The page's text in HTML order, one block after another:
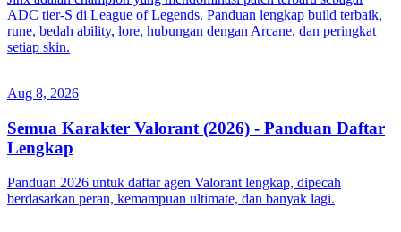
ADC tier-S di League of Legends. Panduan lengkap build terbaik,
rune, bedah ability, lore, hubungan dengan Arcane, dan peringkat
setiap skin.
Aug 8, 2026
Semua Karakter Valorant (2026) - Panduan Daftar
Lengkap
Panduan 2026 untuk daftar agen Valorant lengkap, dipecah
berdasarkan peran, kemampuan ultimate, dan banyak lagi.